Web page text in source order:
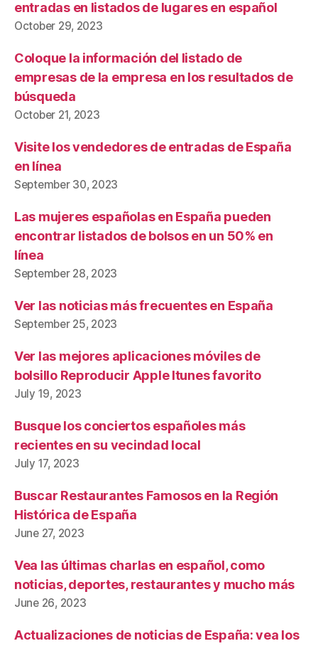
entradas en listados de lugares en español
October 29, 2023
Coloque la información del listado de
empresas de la empresa en los resultados de
búsqueda
October 21, 2023
Visite los vendedores de entradas de España
en línea
September 30, 2023
Las mujeres españolas en España pueden
encontrar listados de bolsos en un 50% en
línea
September 28, 2023
Ver las noticias más frecuentes en España
September 25, 2023
Ver las mejores aplicaciones móviles de
bolsillo Reproducir Apple Itunes favorito
July 19, 2023
Busque los conciertos españoles más
recientes en su vecindad local
July 17, 2023
Buscar Restaurantes Famosos en la Región
Histórica de España
June 27, 2023
Vea las últimas charlas en español, como
noticias, deportes, restaurantes y mucho más
June 26, 2023
Actualizaciones de noticias de España: vea los